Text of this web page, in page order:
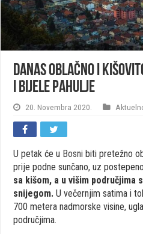
Danas oblačno i
i bijele pahulje
20. Novembra 2020.
U petak će u Bosni biti pretežno
prije podne sunčano, uz
sa kišom, a u višim područjima
snijegom. U večernjim satima i
700 metera nadmorske visine,
područjima.